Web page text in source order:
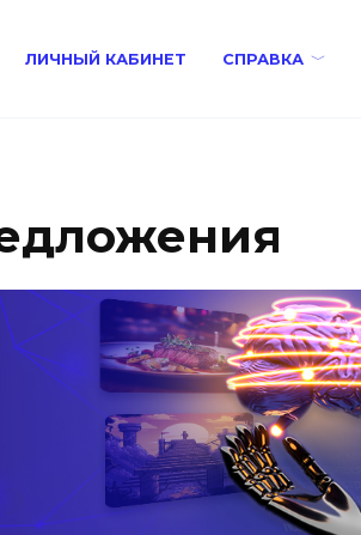
ЛИЧНЫЙ КАБИНЕТ СПРАВКА